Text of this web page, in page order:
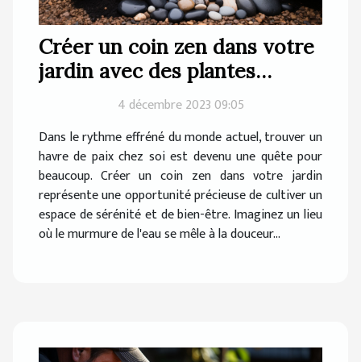
Créer un coin zen dans votre
jardin avec des plantes
apaisantes et des éléments
4 décembre 2023 09:05
Dans le rythme effréné du monde actuel, trouver un
havre de paix chez soi est devenu une quête pour
beaucoup. Créer un coin zen dans votre jardin
représente une opportunité précieuse de cultiver un
espace de sérénité et de bien-être. Imaginez un lieu
où le murmure de l'eau se mêle à la douceur...